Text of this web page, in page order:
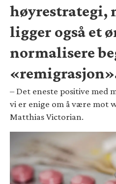
høyrestrategi,
ligger også et
normalisere
– Det eneste positive med
vi er enige om å være mot
Matthias Victorian.